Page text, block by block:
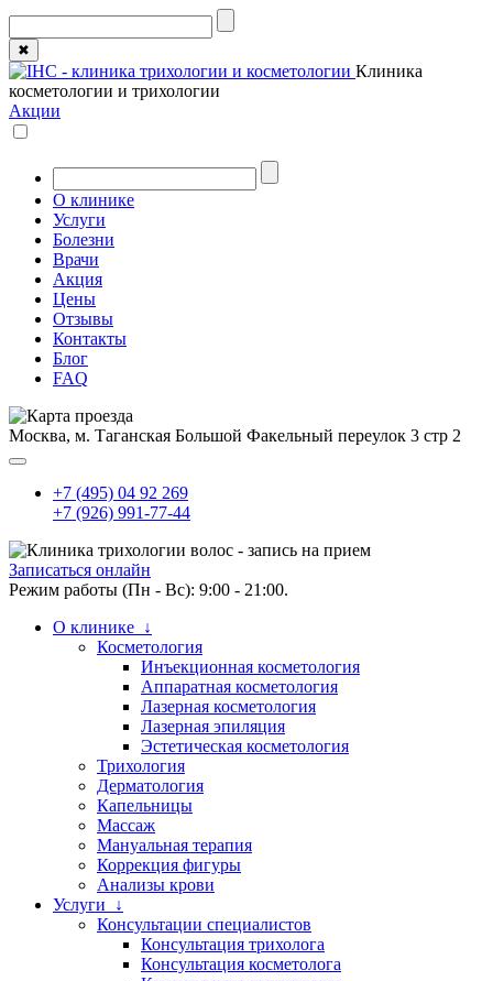
✖
Клиника
косметологии и трихологии
Акции
О клинике
Услуги
Болезни
Врачи
Акция
Цены
Отзывы
Контакты
Блог
FAQ
Москва, м. Таганская Большой Факельный переулок 3 стр 2
+7 (495) 04 92 269
+7 (926) 991-77-44
Записаться онлайн
Режим работы (Пн - Вс): 9:00 - 21:00.
О клинике ↓
Косметология
Инъекционная косметология
Аппаратная косметология
Лазерная косметология
Лазерная эпиляция
Эстетическая косметология
Трихология
Дерматология
Капельницы
Массаж
Мануальная терапия
Коррекция фигуры
Анализы крови
Услуги ↓
Консультации специалистов
Консультация трихолога
Консультация косметолога